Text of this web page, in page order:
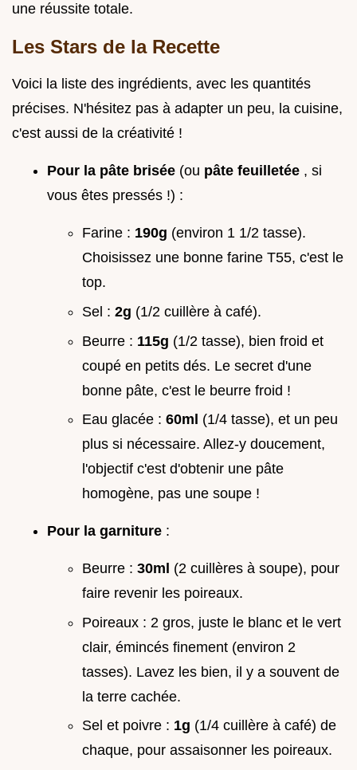
une réussite totale.
Les Stars de la Recette
Voici la liste des ingrédients, avec les quantités
précises. N'hésitez pas à adapter un peu, la cuisine,
c'est aussi de la créativité !
Pour la pâte brisée (ou pâte feuilletée , si
vous êtes pressés !) :
Farine : 190g (environ 1 1/2 tasse).
Choisissez une bonne farine T55, c'est le
top.
Sel : 2g (1/2 cuillère à café).
Beurre : 115g (1/2 tasse), bien froid et
coupé en petits dés. Le secret d'une
bonne pâte, c'est le beurre froid !
Eau glacée : 60ml (1/4 tasse), et un peu
plus si nécessaire. Allez-y doucement,
l'objectif c'est d'obtenir une pâte
homogène, pas une soupe !
Pour la garniture :
Beurre : 30ml (2 cuillères à soupe), pour
faire revenir les poireaux.
Poireaux : 2 gros, juste le blanc et le vert
clair, émincés finement (environ 2
tasses). Lavez les bien, il y a souvent de
la terre cachée.
Sel et poivre : 1g (1/4 cuillère à café) de
chaque, pour assaisonner les poireaux.